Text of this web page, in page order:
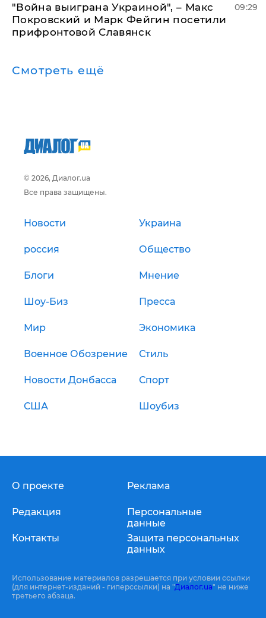
"Война выиграна Украиной", – Макс
Покровский и Марк Фейгин посетили
прифронтовой Славянск
09:29
Смотреть ещё
© 2026, Диалог.ua
Все права защищены.
Новости Украина
россия Общество
Блоги Мнение
Шоу-Биз Пресса
Мир Экономика
Военное Обозрение Стиль
Новости Донбасса Спорт
США Шоубиз
О проекте
Редакция
Контакты
Реклама
Персональные
данные
Защита персональных
данных
Использование материалов разрешается при условии ссылки
(для интернет-изданий - гиперссылки) на "Диалог.ua" не ниже
третьего абзаца.